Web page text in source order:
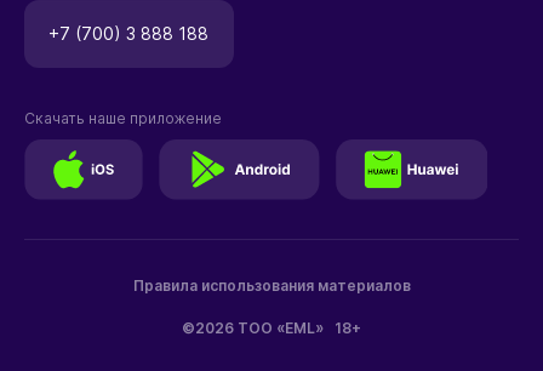
+7 (700) 3 888 188
©2026 ТОО «EML» 18+
Правила использования материалов
Скачать наше приложение